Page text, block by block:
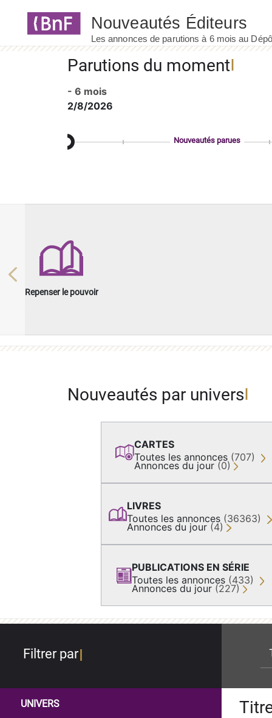
Parutions du moment
- 6 mois
2/8/2026
Nouveautés parues
Repenser le pouvoir
Previous
Nouveautés par univers
CARTES
Toutes les annonces (707)
Annonces du jour (0)
LIVRES
Toutes les annonces (36363)
Annonces du jour (4)
PUBLICATIONS EN SÉRIE
Toutes les annonces (433)
Annonces du jour (227)
Filtrer par
UNIVERS